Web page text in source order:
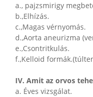
a., pajzsmirigy
b.,Elhízás.
c.,Magas vérnyomás.
d.,Aorta aneurizma
e.,Csontritkulás.
f.,Kelloid
IV. Amit az orvos
a. Éves vizsgálat.